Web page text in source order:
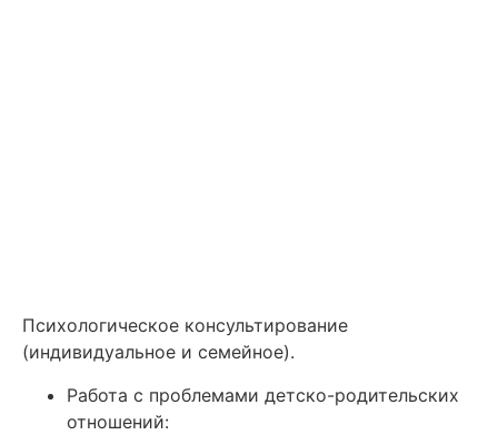
Психологическое консультирование
(индивидуальное и семейное).
Работа с проблемами детско-родительских
отношений: